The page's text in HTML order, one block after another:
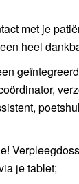
met je
heel
je tablet;